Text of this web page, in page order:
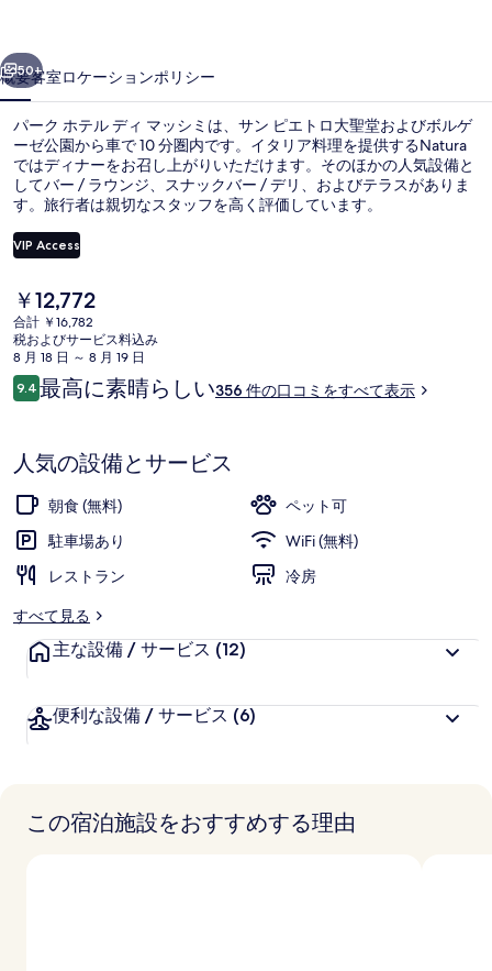
ィ
マ
ッ
シ
ミ
の
真
ギ
ャ
リ
ー
50+
概要客室ロケーションポリシー
パーク ホテル ディ マッシミは、サン ピエトロ大聖堂およびボルゲ
ーゼ公園から車で 10 分圏内です。イタリア料理を提供するNatura
ではディナーをお召し上がりいただけます。そのほかの人気設備と
してバー / ラウンジ、スナックバー / デリ、およびテラスがありま
す。旅行者は親切なスタッフを高く評価しています。
VIP Access
現
在
の
料
金
は
す
￥12,772
合計 ￥16,782
税およびサービス料込み
8 月 18 日 ～ 8 月 19 日
口
コ
9.410段階中9.4
最高に素晴らしい356 件の口コミをすべて表示
人気の設備とサービス
朝食 (無料)
ペット可
駐車場あり
WiFi (無料)
レストラン
冷房
すべて見る
主な設備 / サービス (12)
便利な設備 / サービス (6)
この宿泊施設をおすすめする理由